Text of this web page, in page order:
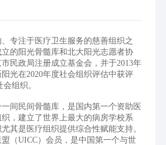
专注于医疗卫生服务的慈善组织之
的阳光骨髓库和北大阳光志愿者协
民政局注册成立基金会，并于2013年
光在2020年度社会组织评估中获评
组织。
间民间骨髓库，是国内第一个资助医
，建立了世界上最大的病房学校系
其是医疗组织提供综合性赋能支持。
（UICC）会员，是中国第一个与世